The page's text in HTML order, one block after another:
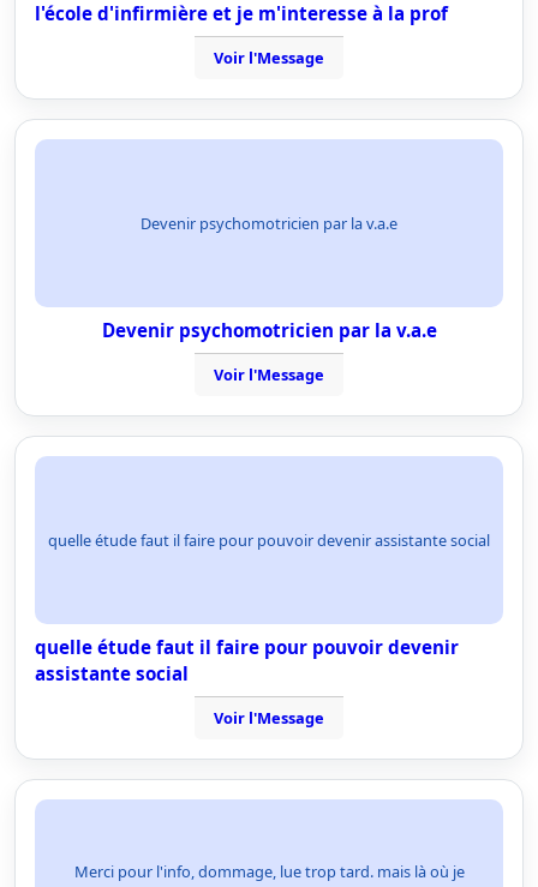
l'école d'infirmière et je m'interesse à la prof
Voir l'Message
Devenir psychomotricien par la v.a.e
Devenir psychomotricien par la v.a.e
Voir l'Message
quelle étude faut il faire pour pouvoir devenir assistante social
quelle étude faut il faire pour pouvoir devenir
assistante social
Voir l'Message
Merci pour l'info, dommage, lue trop tard. mais là où je